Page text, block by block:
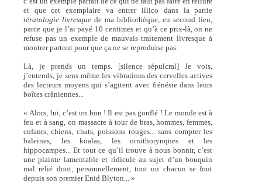
et que cet exemplaire va entrer illico dans la partie
tératologie livresque de ma bibliothèque, en second lieu,
parce que je l’ai payé 10 centimes et qu’à ce prix-là, on ne
refuse pas un exemple de mauvais traitement livresque à
montrer partout pour que ça ne se reproduise pas.
Là, je prends un temps. [silence sépulcral] Je vois,
j’entends, je sens même les vibrations des cervelles actives
des lecteurs moyens qui s’agitent avec frénésie dans leurs
boîtes crâniennes...
« Alors, lui, c’est un bon ! Il est pas gonflé ! Le monde est à
feu et à sang, on massacre à tour de bras, hommes, femmes,
enfants, chiens, chats, poissons rouges... sans compter les
baleines, les koalas, les ornithorynques et les
hippocampes... Et tout ce qu’il trouve à nous bonnir, c’est
une plainte lamentable et ridicule au sujet d’un bouquin
mal relié dont, personnellement, tout un chacun se fout
depuis son premier Enid Blyton... »